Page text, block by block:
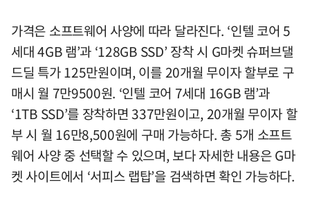
가격은 소프트웨어 사양에 따라 달라진다. ‘인텔 코어 5
세대 4GB 램’과 ‘128GB SSD’ 장착 시 G마켓 슈퍼브댈
드딜 특가 125만원이며, 이를 20개월 무이자 할부로 구
매시 월 7만9500원. ‘인텔 코어 7세대 16GB 램’과
‘1TB SSD’를 장착하면 337만원이고, 20개월 무이자 할
부 시 월 16만8,500원에 구매 가능하다. 총 5개 소프트
웨어 사양 중 선택할 수 있으며, 보다 자세한 내용은 G마
켓 사이트에서 ‘서피스 랩탑’을 검색하면 확인 가능하다.